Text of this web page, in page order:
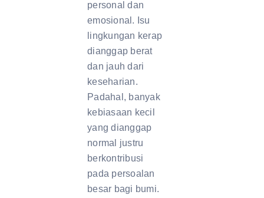
personal dan
emosional. Isu
lingkungan kerap
dianggap berat
dan jauh dari
keseharian.
Padahal, banyak
kebiasaan kecil
yang dianggap
normal justru
berkontribusi
pada persoalan
besar bagi bumi.